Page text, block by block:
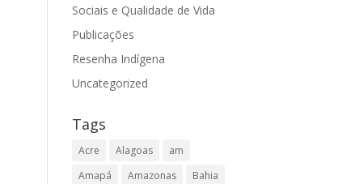
Sociais e Qualidade de Vida
Publicações
Resenha Indígena
Uncategorized
Tags
Acre Alagoas
am
Amapá
Amazonas
Bahia